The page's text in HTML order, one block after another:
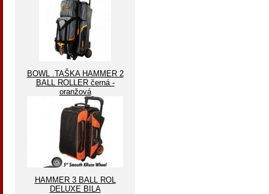
BOWL .TAŠKA HAMMER 2
BALL ROLLER černá -
oranžová
HAMMER 3 BALL ROL
DELUXE BILA